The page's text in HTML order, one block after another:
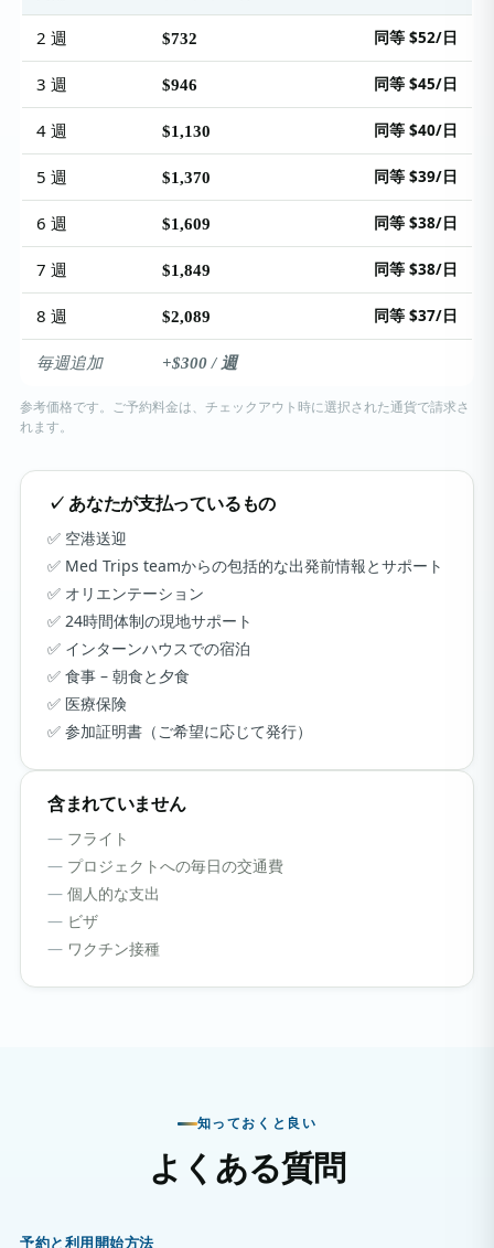
2 週 $732 同等 $52/日
3 週 $946 同等 $45/日
4 週 $1,130 同等 $40/日
5 週 $1,370 同等 $39/日
6 週 $1,609 同等 $38/日
7 週 $1,849 同等 $38/日
8 週 $2,089 同等 $37/日
毎週追加 +$300 / 週
参考価格です。ご予約料金は、チェックアウト時に選択された通貨で請求さ
れます。
✓ あなたが支払っているもの
空港送迎
Med Trips teamからの包括的な出発前情報とサポート
オリエンテーション
24時間体制の現地サポート
インターンハウスでの宿泊
食事 – 朝食と夕食
医療保険
参加証明書（ご希望に応じて発行）
含まれていません
フライト
プロジェクトへの毎日の交通費
個人的な支出
ビザ
ワクチン接種
知っておくと良い
よくある質問
予約と利用開始方法